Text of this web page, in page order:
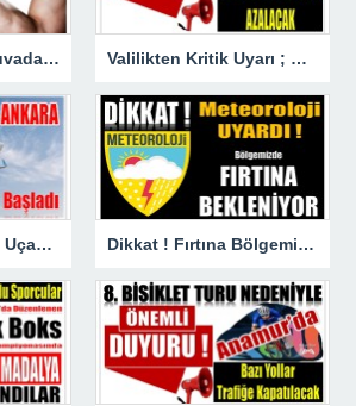
Antalya’daki Turnuvada Şampiyon Anamur’dan Valilikten Kritik Uyarı ; Hava Sıcaklığı Hissedilir Derecede Azalacak!
Gazipaşa – Ankara Uçak Seferleri Başladı Dikkat ! Fırtına Bölgemizde Etkili Olacak